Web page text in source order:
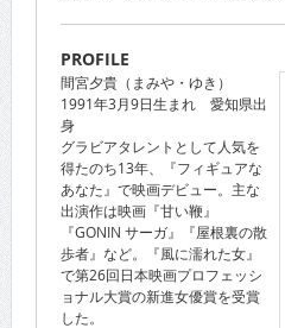
PROFILE
間宮夕貴（まみや・ゆき）
1991年3月9日生まれ 愛知県出
身
グラビアタレントとして人気を
得たのち13年、『フィギュアな
あなた』で映画デビュー。主な
出演作は映画『甘い鞭』
『GONIN サーガ』『屋根裏の散
歩者』など。『風に濡れた女』
で第26回日本映画プロフェッシ
ョナル大賞の新進女優賞を受賞
した。